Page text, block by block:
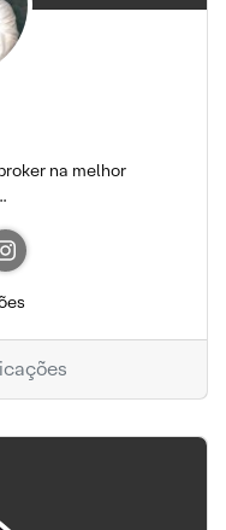
na melhor